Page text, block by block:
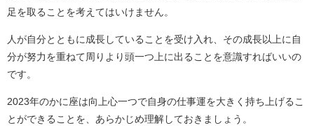
足を取ることを考えてはいけません。
人が自分とともに成長していることを受け入れ、その成長以上に自
分が努力を重ねて周りより頭一つ上に出ることを意識すればいいの
です。
2023年のかに座は向上心一つで自身の仕事運を大きく持ち上げるこ
とができることを、あらかじめ理解しておきましょう。